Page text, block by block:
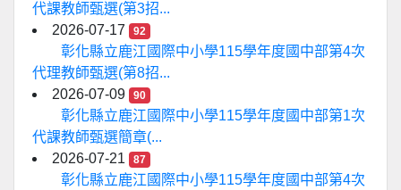
代課教師甄選(第3招...
2026-07-17
92
彰化縣立鹿江國際中小學115學年度國中部第4次
代理教師甄選(第8招...
2026-07-09
90
彰化縣立鹿江國際中小學115學年度國中部第1次
代課教師甄選簡章(...
2026-07-21
87
彰化縣立鹿江國際中小學115學年度國中部第4次